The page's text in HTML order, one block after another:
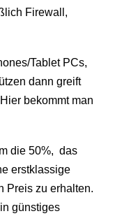
Firewall,
Tablet PCs,
dann greift
bekommt man
die 50%, das
erstklassige
Preis zu erhalten.
günstiges